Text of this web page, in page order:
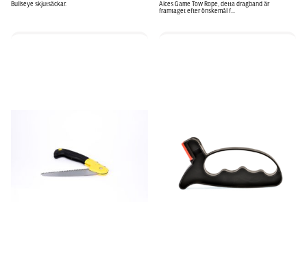
Bullseye skjutsäckar.
Alces Game Tow Rope, detta dragband är
framtaget efter önskemål f...